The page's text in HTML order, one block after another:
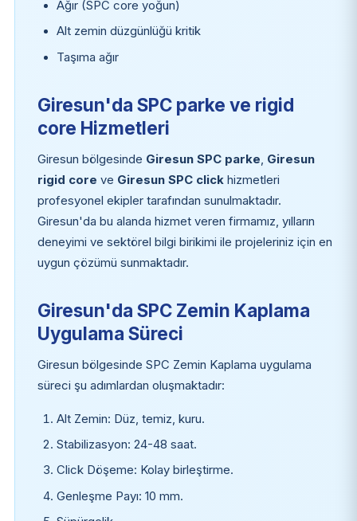
Ağır (SPC core yoğun)
Alt zemin düzgünlüğü kritik
Taşıma ağır
Giresun'da SPC parke ve rigid
core Hizmetleri
Giresun bölgesinde Giresun SPC parke Giresun
rigid core ve Giresun SPC clickhizmetleri
profesyonel ekipler tarafından sunulmaktadır.
Giresun'da bu alanda hizmet veren firmamız, yılların
deneyimi ve sektörel bilgi birikimi ile projeleriniz için en
uygun çözümü sunmaktadır.
Giresun'da SPC Zemin Kaplama
Uygulama Süreci
Giresun bölgesinde SPC Zemin Kaplama uygulama
süreci şu adımlardan oluşmaktadır:
Alt Zemin: Düz, temiz, kuru.
Stabilizasyon: 24-48 saat.
Click Döşeme: Kolay birleştirme.
Genleşme Payı: 10 mm.